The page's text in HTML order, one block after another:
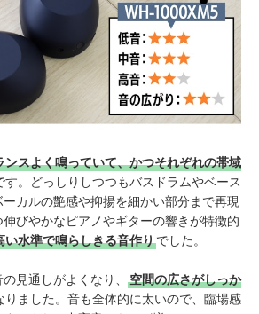
ンスよく鳴っていて、かつそれぞれの帯域
す。どっしりしつつもバスドラムやベース
カルの艶感や抑揚を細かい部分まで再現
びやかなピアノやギターの響きが特徴的
い水準で鳴らしきる音作りでした。
見通しがよくなり、
空間の広さがしっか
りました。音も全体的に太いので、臨場感